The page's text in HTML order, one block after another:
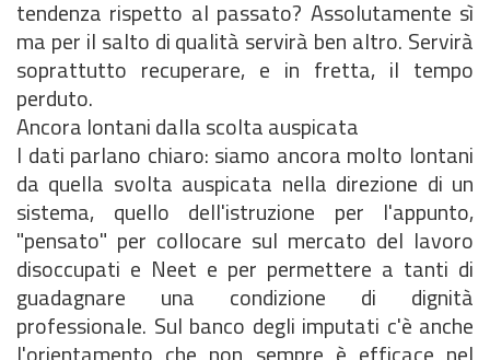
tendenza rispetto al passato? Assolutamente sì
ma per il salto di qualità servirà ben altro. Servirà
soprattutto recuperare, e in fretta, il tempo
perduto.
Ancora lontani dalla scolta auspicata
I dati parlano chiaro: siamo ancora molto lontani
da quella svolta auspicata nella direzione di un
sistema, quello dell'istruzione per l'appunto,
"pensato" per collocare sul mercato del lavoro
disoccupati e Neet e per permettere a tanti di
guadagnare una condizione di dignità
professionale. Sul banco degli imputati c'è anche